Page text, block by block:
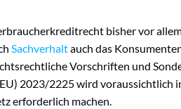
bisher vor
Sachverhaltauch das
Vorschriften und
2023/2225 wird voraussichtlich
erforderlich machen.